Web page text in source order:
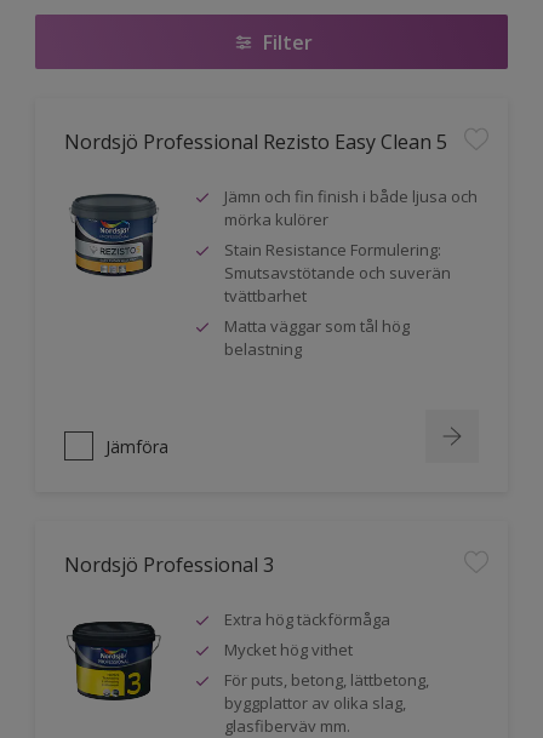
Filter
Nordsjö Professional Rezisto Easy Clean 5
Jämn och fin finish i både ljusa och
mörka kulörer
Stain Resistance Formulering:
Smutsavstötande och suverän
tvättbarhet
Matta väggar som tål hög
belastning
Jämföra
Nordsjö Professional 3
Extra hög täckförmåga
Mycket hög vithet
För puts, betong, lättbetong,
byggplattor av olika slag,
glasfiberväv mm.